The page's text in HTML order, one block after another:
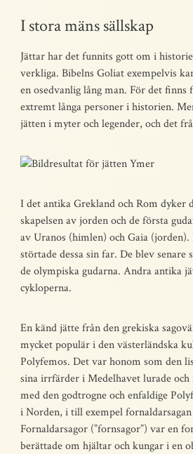
I stora mäns sällskap
Jättar har det funnits gott om i
verkliga. Bibelns Goliat exempelvis
en osedvanlig lång man. För det finns
extremt långa personer i historien.
jätten i myter och legender, och det
I det antika Grekland och Rom dyker
skapelsen av jorden och de första
av Uranos (himlen) och Gaia
störtade dessa sin far. De blev senare
de olympiska gudarna. Andra antika
cykloperna.
En känd jätte från den grekiska
mycket populär i den västerländska
Polyfemos. Det var honom som den
sina irrfärder i Medelhavet lurade
med den godtrogne och enfaldige
i Norden, i till exempel fornaldarsagan
Fornaldarsagor (”fornsagor”) var en
berättade om hjältar och kungar i en